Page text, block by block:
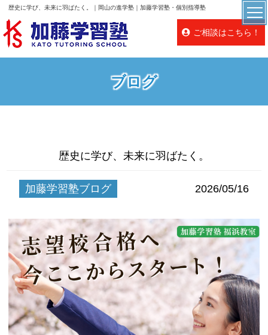
歴史に学び、未来に羽ばたく。｜岡山の進学塾｜加藤学習塾・個別指導塾
ご相談はこちら！
ブログ
歴史に学び、未来に羽ばたく。
加藤学習塾ブログ 2026/05/16